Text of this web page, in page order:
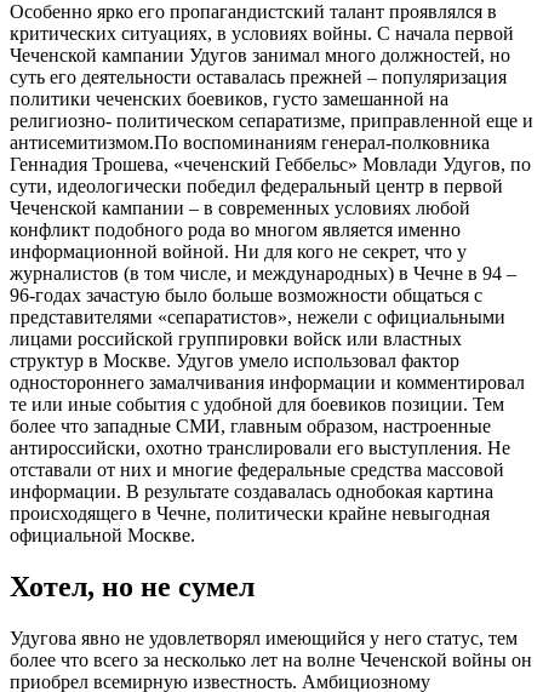
Особенно ярко его пропагандистский талант проявлялся в
критических ситуациях, в условиях войны. С начала первой
Чеченской кампании Удугов занимал много должностей, но
суть его деятельности оставалась прежней – популяризация
политики чеченских боевиков, густо замешанной на
религиозно- политическом сепаратизме, приправленной еще и
антисемитизмом.По воспоминаниям генерал-полковника
Геннадия Трошева, «чеченский Геббельс» Мовлади Удугов, по
сути, идеологически победил федеральный центр в первой
Чеченской кампании – в современных условиях любой
конфликт подобного рода во многом является именно
информационной войной. Ни для кого не секрет, что у
журналистов (в том числе, и международных) в Чечне в 94 –
96-годах зачастую было больше возможности общаться с
представителями «сепаратистов», нежели с официальными
лицами российской группировки войск или властных
структур в Москве. Удугов умело использовал фактор
одностороннего замалчивания информации и комментировал
те или иные события с удобной для боевиков позиции. Тем
более что западные СМИ, главным образом, настроенные
антироссийски, охотно транслировали его выступления. Не
отставали от них и многие федеральные средства массовой
информации. В результате создавалась однобокая картина
происходящего в Чечне, политически крайне невыгодная
официальной Москве.
Хотел, но не сумел
Удугова явно не удовлетворял имеющийся у него статус, тем
более что всего за несколько лет на волне Чеченской войны он
приобрел всемирную известность. Амбициозному